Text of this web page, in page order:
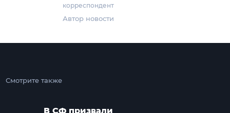
корреспондент
Автор новости
Смотрите также
В СФ призвали